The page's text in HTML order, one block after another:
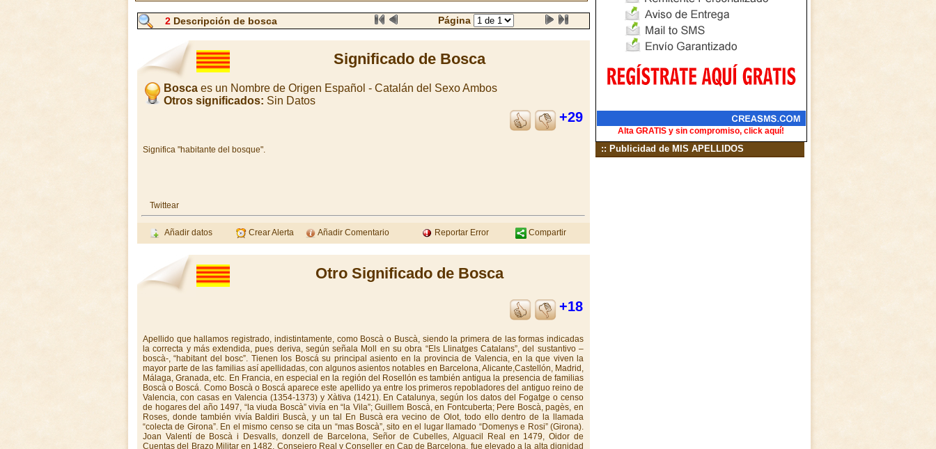
2Descripción de bosca Página
Significado de Bosca
Bosca es un Nombre de Origen Español - Catalán del Sexo Ambos
Otros significados: Sin Datos
+29
Significa "habitante del bosque".
Twittear
Añadir datos Crear Alerta Añadir Comentario Reportar Error Compartir
Otro Significado de Bosca
+18
Apellido que hallamos registrado, indistintamente, como Boscà o Buscà, siendo la primera de las formas indicadas
la correcta y más extendida, pues deriva, según señala Moll en su obra “Els Llinatges Catalans”, del sustantivo –
boscà-, “habitant del bosc”. Tienen los Boscá su principal asiento en la provincia de Valencia, en la que viven la
mayor parte de las familias así apellidadas, con algunos asientos notables en Barcelona, Alicante,Castellón, Madrid,
Málaga, Granada, etc. En Francia, en especial en la región del Rosellón es también antigua la presencia de familias
Boscà o Boscá. Como Boscà o Boscá aparece este apellido ya entre los primeros repobladores del antiguo reino de
Valencia, con casas en Valencia (1354-1373) y Xàtiva (1421). En Catalunya, según los datos del Fogatge o censo
de hogares del año 1497, “la viuda Boscà” vivía en “la Vila”; Guillem Boscà, en Fontcuberta; Pere Boscà, pagès, en
Roses, donde también vivía Baldiri Buscà, y un tal En Buscà era vecino de Olot, todo ello dentro de la llamada
“colecta de Girona”. En el mismo censo se cita un “mas Boscà”, sito en el lugar llamado “Domenys e Rosi” (Girona).
Joan Valentí de Boscà i Desvalls, donzell de Barcelona, Señor de Cubelles, Alguacil Real en 1479, Oidor de
Cuentas del Brazo Militar en 1482, Consejero Real y Conseller en Cap de Barcelona, fue elevado a la alta dignidad
Alta GRATIS y sin compromiso, click aquí!
:: Publicidad de MIS APELLIDOS